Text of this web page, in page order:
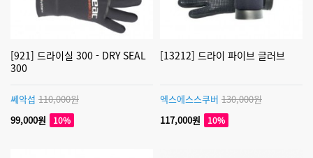
[921] 드라이실 300 - DRY SEAL
300
쎄악섭 110,000원
99,000원
10%
[13212] 드라이 파이브 글러브
엑스에스스쿠버 130,000원
117,000원
10%